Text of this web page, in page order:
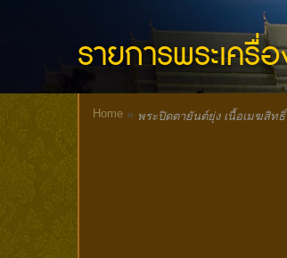
รายการพระเครื่
Home » พระปิดตายันต์ยุ่ง เนื้อเมฆสิท